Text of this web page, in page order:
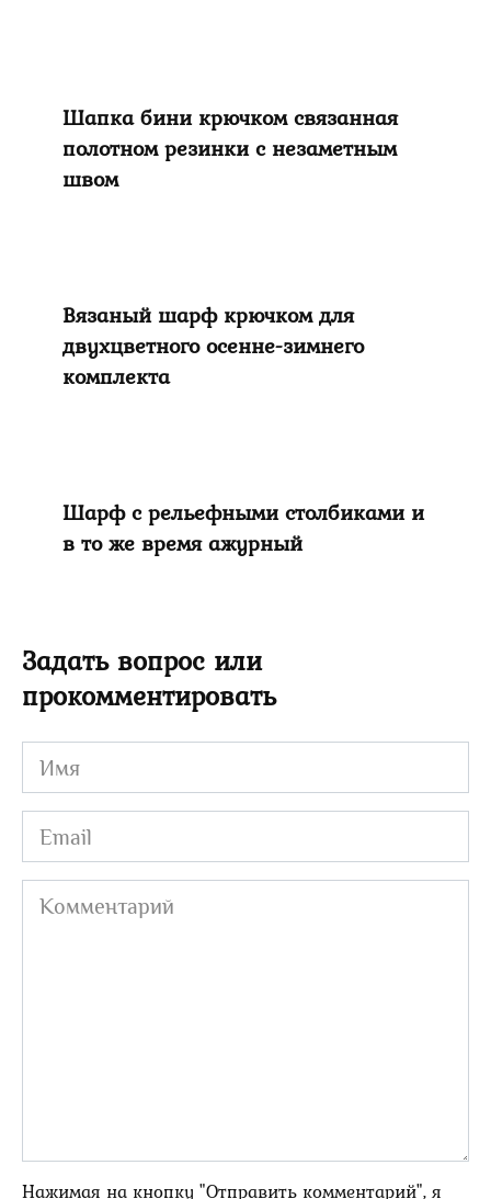
Шапка бини крючком связанная
полотном резинки с незаметным
швом
Вязаный шарф крючком для
двухцветного осенне-зимнего
комплекта
Шарф с рельефными столбиками и
в то же время ажурный
Задать вопрос или
прокомментировать
Имя
Email
Комментарий
Нажимая на кнопку "Отправить комментарий", я